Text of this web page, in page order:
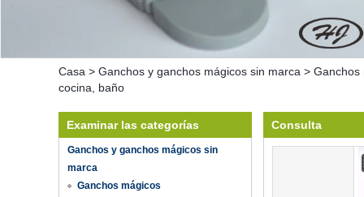
Casa > Ganchos y ganchos mágicos sin marca > Ganchos
cocina, baño
Examinar las categorías
Ganchos y ganchos mágicos sin
marca
Ganchos mágicos
Consulta